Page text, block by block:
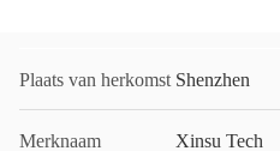
Plaats van herkomst Shenzhen
Merknaam Xinsu Tech